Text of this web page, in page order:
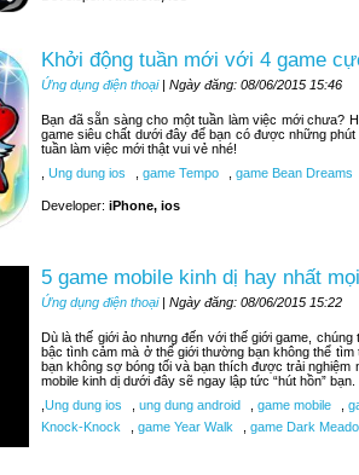
Khởi động tuần mới với 4 game
Ứng dụng điện thoại| Ngày đăng: 08/06/2015 15:46
Bạn đã sẵn sàng cho một tuần làm việc mới chưa?
game siêu chất dưới đây để bạn có được những
tuần làm việc mới thật vui vẻ nhé!
Ung dung ios game Tempo game Bean Dreams
Developer: iPhone, ios
5 game mobile kinh dị hay nhất
Ứng dụng điện thoại| Ngày đăng: 08/06/2015 15:22
Dù là thế giới ảo nhưng đến với thế giới game,
bậc tình cảm mà ở thế giới thường bạn không thể
bạn không sợ bóng tối và bạn thích được trải
mobile kinh dị dưới đây sẽ ngay lập tức “hút hồn” bạn.
Ung dung ios ung dung android game mobile
Knock-Knock
game Year Walk game Dark